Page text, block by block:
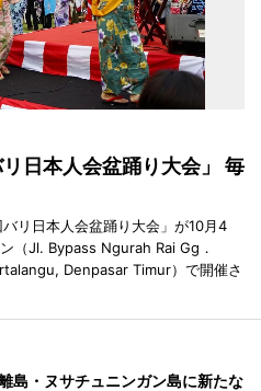
日本人会盆踊り大会」 毎
リ日本人会盆踊り大会」が10月4
（Jl. Bypass Ngurah Rai Gg．
Denpasar Timur）で開催さ
島・ヌサチュニンガン島に新たな